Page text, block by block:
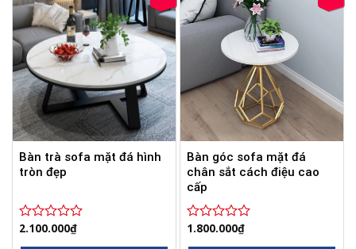
Bàn trà sofa mặt đá hình
tròn đẹp
Được
2.100.000₫
Bàn góc sofa mặt đá
chân sắt cách điệu cao
cấp
Được
1.800.000₫